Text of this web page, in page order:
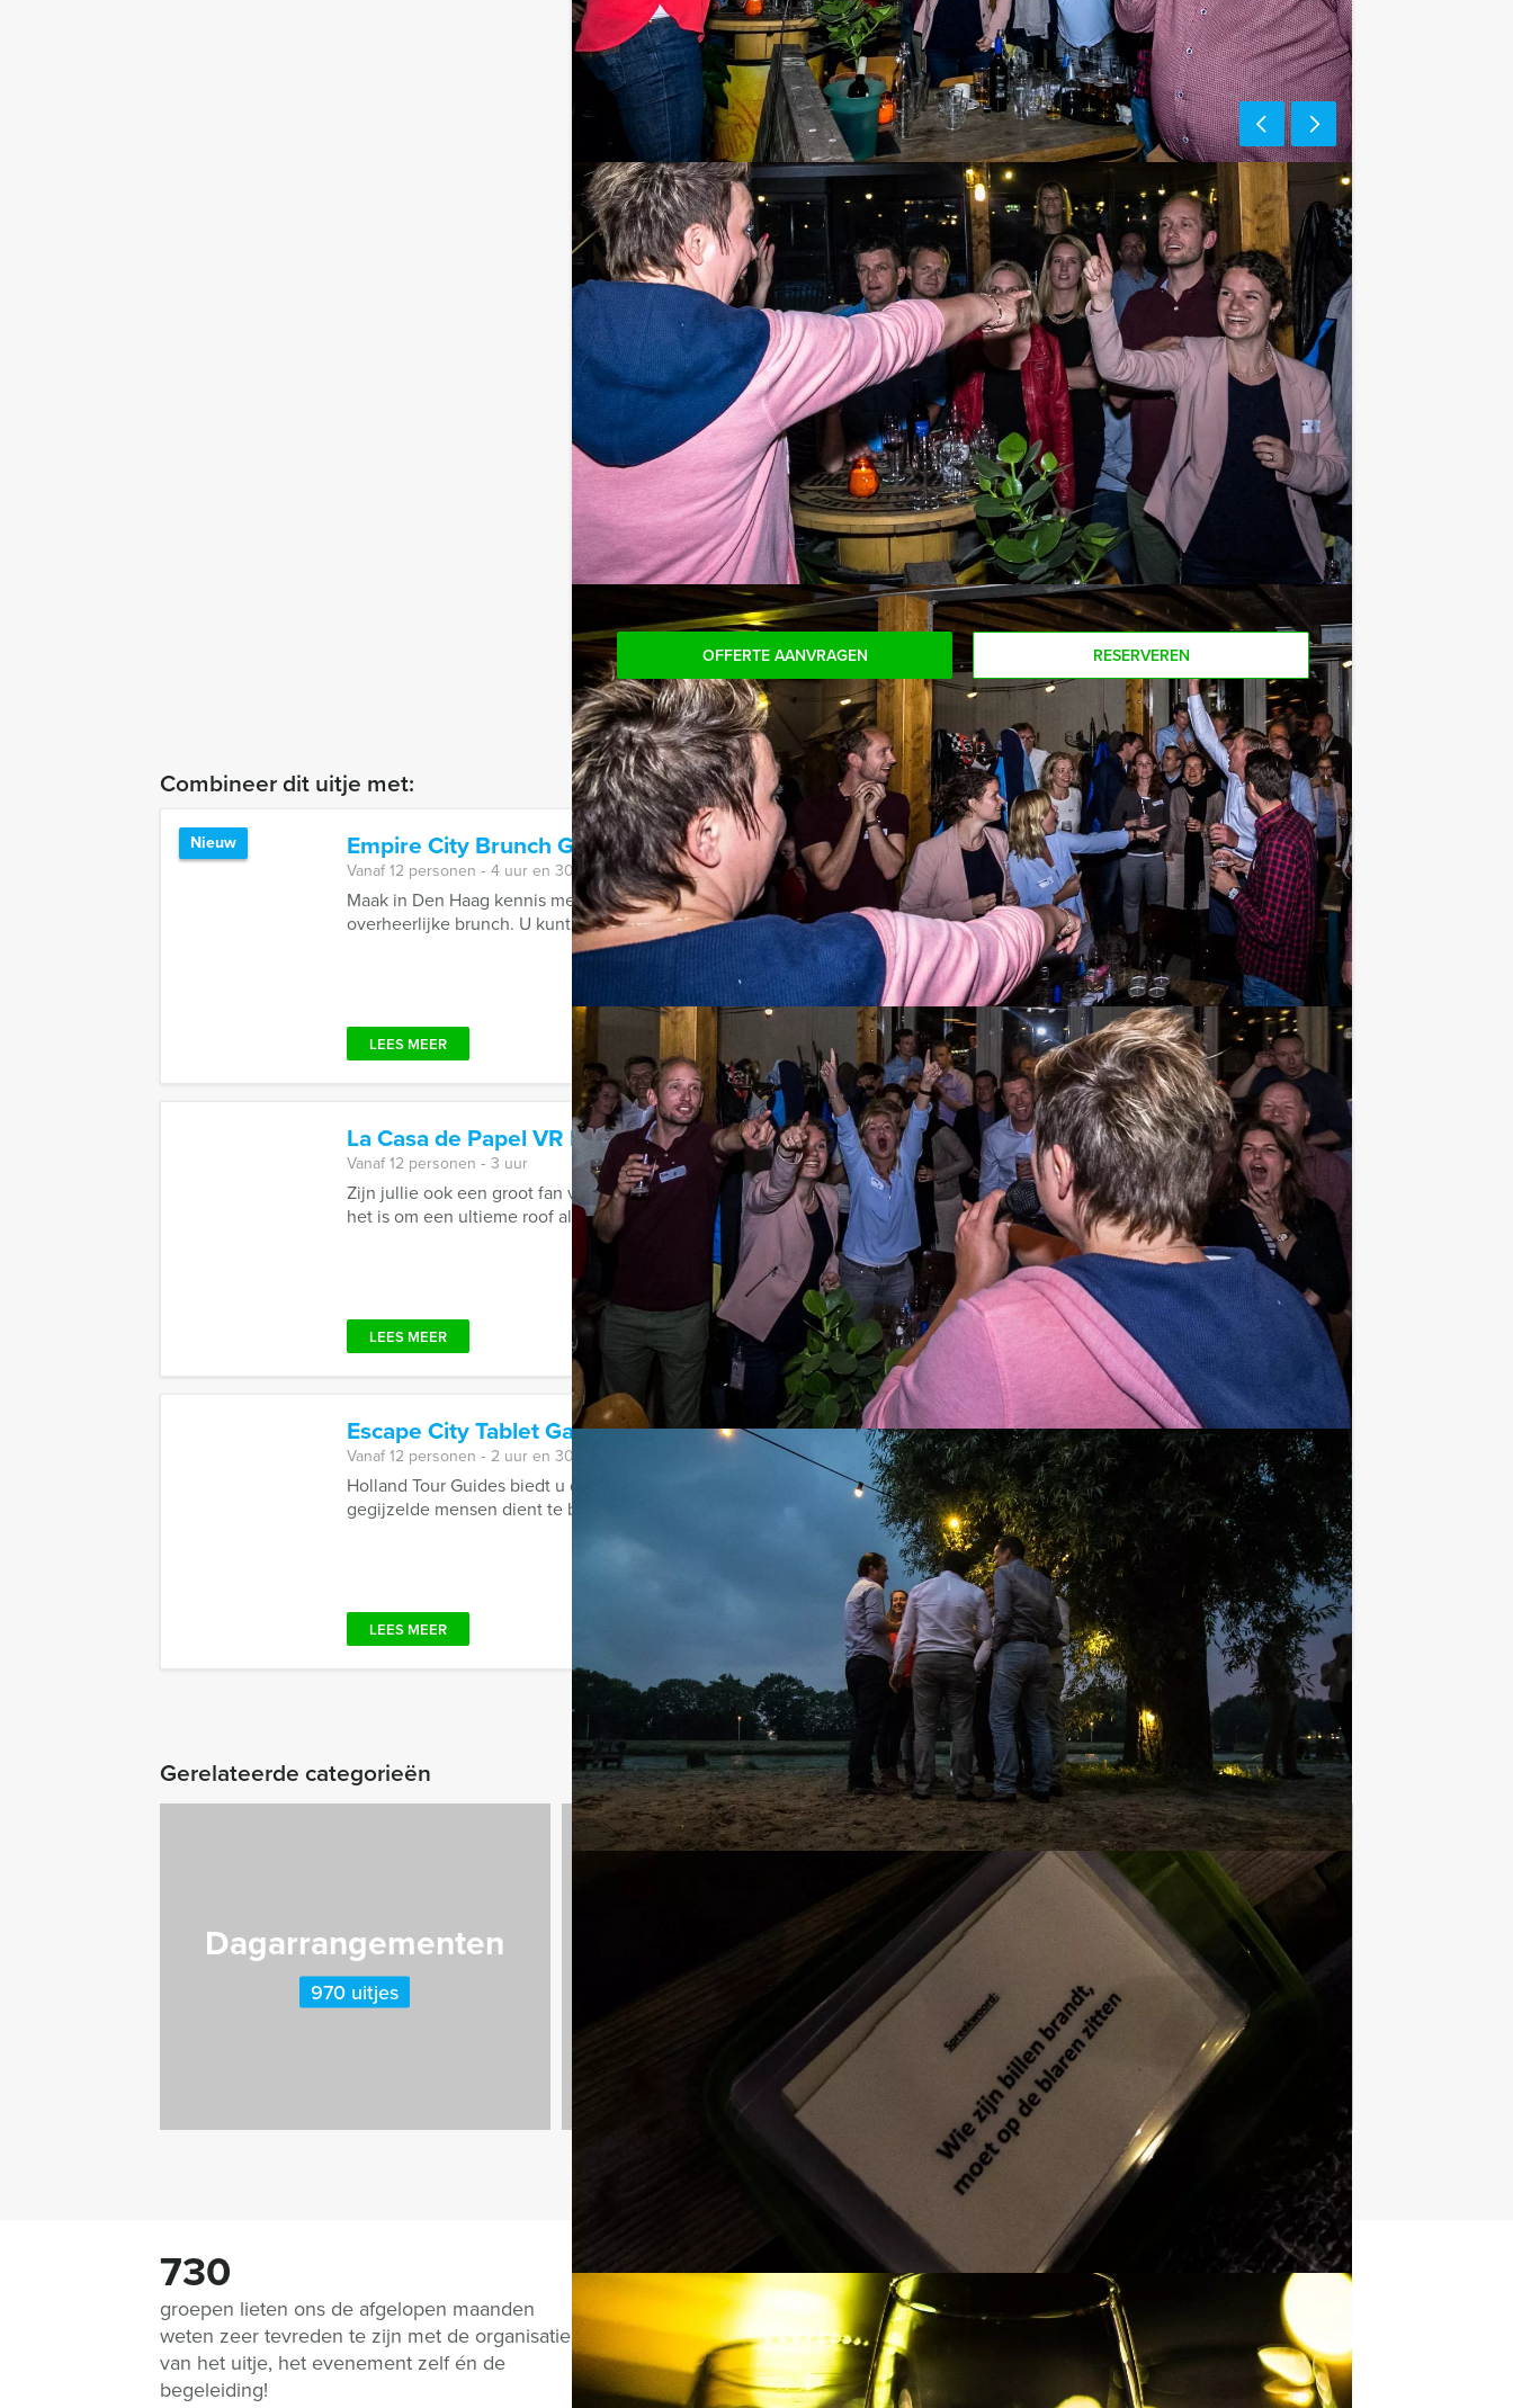
Tip:
Niet telkens uw knip hoeven trekken om uw drankje af te rekenen? Voor € 13,50 per
persoon per uur (excl. BTW) kunt u gebruikmaken van het drankarrangement, waarbij u
onbeperkt kunt genieten van bier, fris, huiswijn, koffie en thee. En... zo komt u ook
achteraf niet voor verrassingen te staan!
Reservering voor kleinere groepen:
Komt u niet aan het minimale aantal deelnemers? Als u bereid bent voor het minimale
aantal te betalen, kunt u ook gewoon voor minder personen boeken!
OFFERTE AANVRAGEN RESERVEREN
Combineer dit uitje met:
Empire City Brunch Game in Den Haag
Nieuw Vanaf€ 62,50p.p. excl. BTW
Vanaf 12 personen ‐ 4 uur en 30 minuten
Maak in Den Haag kennis met de Empire City Brunch game. Een hypermodern, virtueel GPS spel in combinatie met een
overheerlijke brunch. U kunt kiezen voor het Empire City ...
LEES MEER Favoriet
La Casa de Papel VR lunchspel in Tilburg Vanaf€ 57,50p.p. excl. BTW
Vanaf 12 personen ‐ 3 uur
Zijn jullie ook een groot fan van de populaire Netflixserie La Casa de Papel en hebben jullie jezelf altijd al afgevraagd hoe
het is om een ultieme roof als deze te ...
LEES MEER Favoriet
Escape City Tablet Game Zutphen Vanaf€ 27,50p.p. excl. BTW
Vanaf 12 personen ‐ 2 uur en 30 minuten
Holland Tour Guides biedt u de Escape City Game aan in centrum van de stad. Een gloednieuwe virtuele game waarbij u
gegijzelde mensen dient te bevrijden van de psychopaat ...
LEES MEER Favoriet
Gerelateerde categorieën
Dagarrangementen
970 uitjes
Bedrijfsuitjes
920 uitjes
Culinaire uitjes
1237 uitjes
730
groepen lieten ons de afgelopen maanden
weten zeer tevreden te zijn met de organisatie
van het uitje, het evenement zelf én de
begeleiding!
Vragen over dit uitje?
CHAT MET JEROEN BEL 088 428 81 17